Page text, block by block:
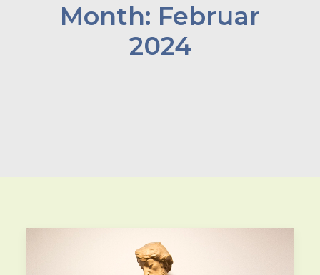
Month: Februar
2024